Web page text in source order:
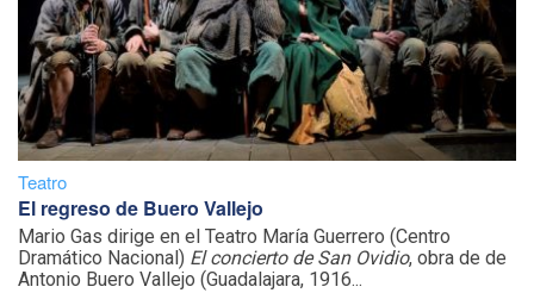
Teatro
El regreso de Buero Vallejo
Mario Gas dirige en el Teatro María Guerrero (Centro
Dramático Nacional) El concierto de San Ovidio, obra de de
Antonio Buero Vallejo (Guadalajara, 1916...